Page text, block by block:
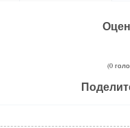
(0